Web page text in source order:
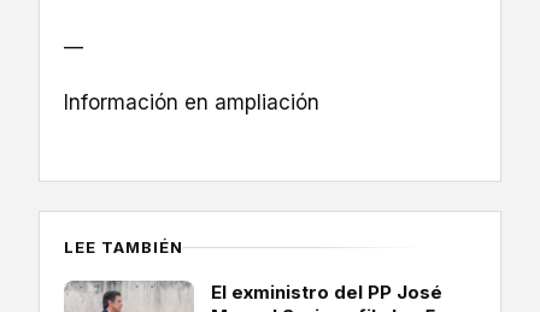
Información en ampliación
LEE TAMBIÉN
El exministro del PP José